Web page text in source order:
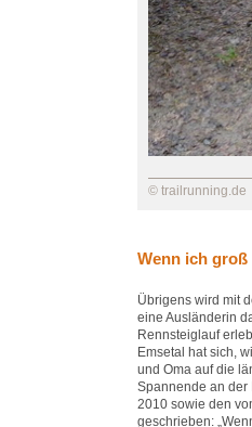
© trailrunning.de
Wenn ich
Übrigens wird mit
eine Ausländerin
Rennsteiglauf
Emsetal hat sich,
und Oma auf die
Spannende an der
2010 sowie den
geschrieben: